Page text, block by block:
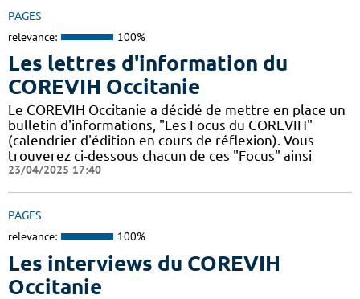
PAGES
relevance: 100%
Les lettres d'information du
COREVIH Occitanie
Le COREVIH Occitanie a décidé de mettre en place un
bulletin d'informations, "Les Focus du COREVIH"
(calendrier d'édition en cours de réflexion). Vous
trouverez ci-dessous chacun de ces "Focus" ainsi
23/04/2025 17:40
PAGES
relevance: 100%
Les interviews du COREVIH
Occitanie